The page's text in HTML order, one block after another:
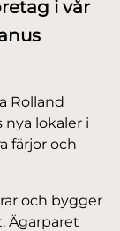
i vår
Rolland
lokaler i
färjor och
och bygger
Ägarparet